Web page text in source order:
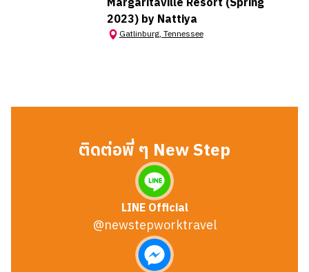
2023) by Nattiya
Gatlinburg,Tennessee
ติดต่อพี่ ๆ New Step
LINE Official
@newstepworktravel